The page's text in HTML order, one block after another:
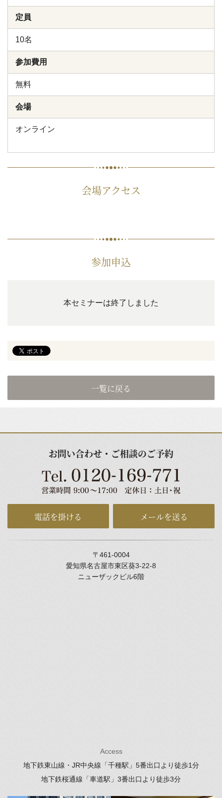
定員
10名
参加費用
無料
会場
オンライン
会場アクセス
参加申込
本セミナーは終了しました
一覧に戻る
お問い合わせ・ご相談のご予約
電話を掛ける メールを送る
〒461-0004
愛知県名古屋市東区葵3-22-8
ニューザックビル6階
Access
地下鉄東山線・JR中央線「千種駅」 5番出口より徒歩1分
地下鉄桜通線「車道駅」 3番出口より徒歩3分